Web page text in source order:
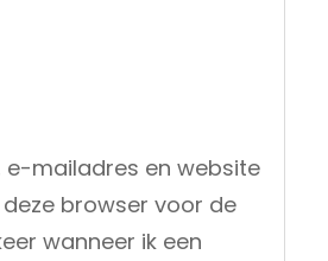
e-mailadres en website
browser voor de
wanneer ik een